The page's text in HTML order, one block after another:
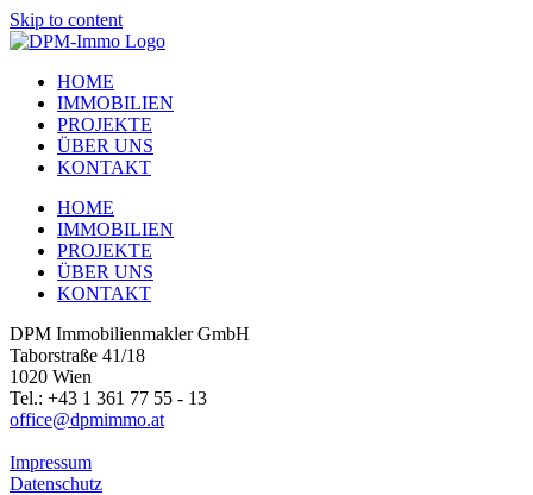
Skip to content
HOME
IMMOBILIEN
PROJEKTE
ÜBER UNS
KONTAKT
HOME
IMMOBILIEN
PROJEKTE
ÜBER UNS
KONTAKT
DPM Immobilienmakler GmbH
Taborstraße 41/18
1020 Wien
Tel.: +43 1 361 77 55 - 13
office@dpmimmo.at
Impressum
Datenschutz